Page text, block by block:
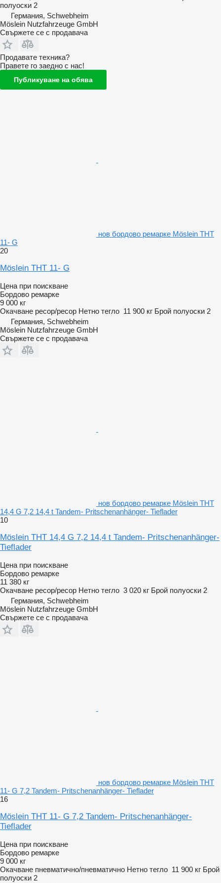
полуоски 2
Германия, Schwebheim
Möslein Nutzfahrzeuge GmbH
Свържете се с продавача
Продавате техника?
Правете го заедно с нас!
Публикуване на обява
нов бордово ремарке Möslein THT
11- G
20
Möslein THT 11- G
Цена при поискване
Бордово ремарке
9 000 кг
Окачване ресор/ресор Нетно тегло 11 900 кг Брой полуоски 2
Германия, Schwebheim
Möslein Nutzfahrzeuge GmbH
Свържете се с продавача
нов бордово ремарке Möslein THT
14,4 G 7,2 14,4 t Tandem- Pritschenanhänger- Tieflader
10
Möslein THT 14,4 G 7,2 14,4 t Tandem- Pritschenanhänger-
Tieflader
Цена при поискване
Бордово ремарке
11 380 кг
Окачване ресор/ресор Нетно тегло 3 020 кг Брой полуоски 2
Германия, Schwebheim
Möslein Nutzfahrzeuge GmbH
Свържете се с продавача
нов бордово ремарке Möslein THT
11- G 7,2 Tandem- Pritschenanhänger- Tieflader
16
Möslein THT 11- G 7,2 Tandem- Pritschenanhänger-
Tieflader
Цена при поискване
Бордово ремарке
9 000 кг
Окачване пневматично/пневматично Нетно тегло 11 900 кг Брой
полуоски 2